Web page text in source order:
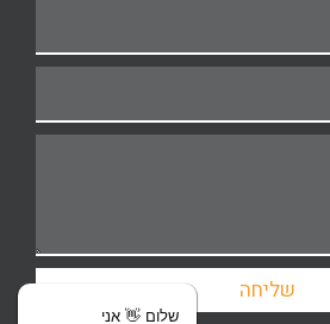
שליחה
שלום 👋 אני